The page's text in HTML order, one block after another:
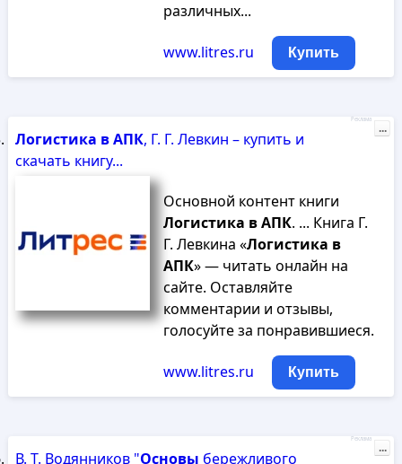
различных...
www.litres.ru Купить
Логистика вАПК, Г. Г. Левкин – купить и
скачать книгу...
Основной контент книги
Логистика вАПК. ... Книга Г.
Г. Левкина «Логистика в
АПК» — читать онлайн на
сайте. Оставляйте
комментарии и отзывы,
голосуйте за понравившиеся.
www.litres.ru Купить
Реклама
...
В. Т. Водянников "Основы бережливого
Реклама
...